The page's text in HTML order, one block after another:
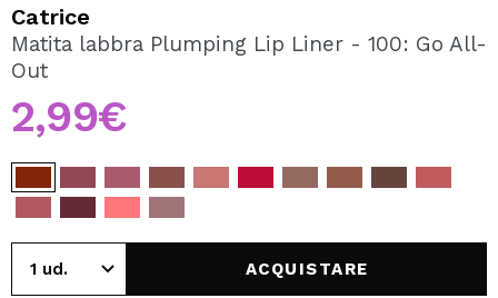
Creando un account su Maquibeauty.it potrai fare i tuoi
acquisti velocemente, controllare lo stato dei tuoi ordini e
CREARE UN ACCOUNT
Catrice
Matita labbra Plumping Lip Liner - 100: Go All-
Out
2,99€
ACQUISTARE